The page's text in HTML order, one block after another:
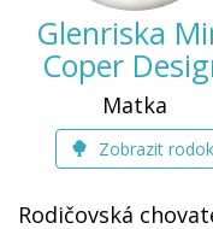
Glenriska
Coper
Matka
Zobrazit
Rodičovská